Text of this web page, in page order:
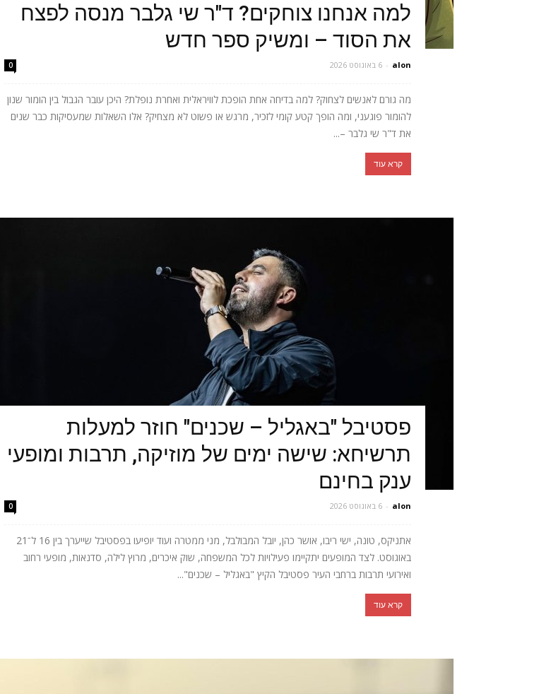
למה אנחנו צוחקים? ד"ר שי גלבר מנסה לפצח
את הסוד – ומשיק ספר חדש
alon
- 6 באוגוסט 2026 0
מה גורם לאנשים לצחוק? למה בדיחה אחת הופכת לוויראלית ואחרת נופלת? היכן עובר הגבול בין הומור שנון
להומור פוגעני, ומה הופך קטע קומי לזכיר, מרגש או פשוט לא מצחיק? אלו השאלות שמעסיקות כבר שנים
את ד"ר שי גלבר –...
קרא עוד
פסטיבל "באגליל – שכנים" חוזר למעלות
תרשיחא: שישה ימים של מוזיקה, תרבות ומופעי
ענק בחינם
alon
- 6 באוגוסט 2026 0
אתניקס, טונה, ישי ריבו, אושר כהן, יובל המבולבל, מני ממטרה ועוד יופיעו בפסטיבל שייערך בין 16 ל־21
באוגוסט. לצד המופעים יתקיימו פעילויות לכל המשפחה, שוק איכרים, מרוץ לילה, סדנאות, מופעי רחוב
ואירועי תרבות ברחבי העיר פסטיבל הקיץ "באגליל – שכנים"...
קרא עוד